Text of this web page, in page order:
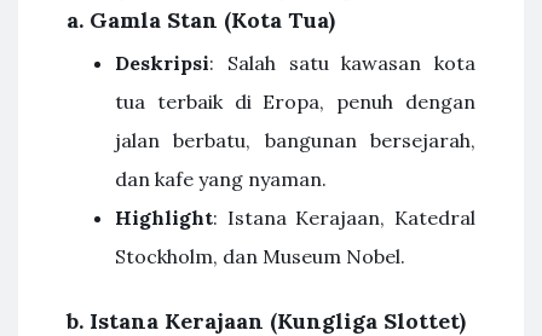
a. Gamla Stan (Kota Tua)
Deskripsi: Salah satu kawasan kota
tua terbaik di Eropa, penuh dengan
jalan berbatu, bangunan bersejarah,
dan kafe yang nyaman.
Highlight: Istana Kerajaan, Katedral
Stockholm, dan Museum Nobel.
b. Istana Kerajaan (Kungliga Slottet)